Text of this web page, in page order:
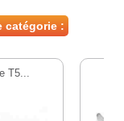
catégorie :
T5...